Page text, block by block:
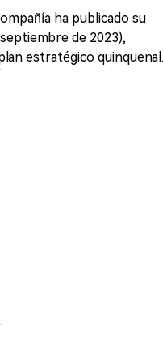
ha publicado su
de 2023),
estratégico quinquenal.